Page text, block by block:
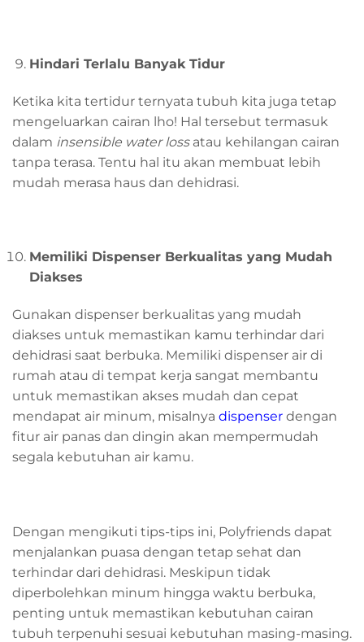
Hindari Terlalu Banyak Tidur
Ketika kita tertidur ternyata tubuh kita juga tetap
mengeluarkan cairan lho! Hal tersebut termasuk
dalam insensible water lossatau kehilangan cairan
tanpa terasa. Tentu hal itu akan membuat lebih
mudah merasa haus dan dehidrasi.
Memiliki Dispenser Berkualitas yang Mudah
Diakses
Gunakan dispenser berkualitas yang mudah
diakses untuk memastikan kamu terhindar dari
dehidrasi saat berbuka. Memiliki dispenser air di
rumah atau di tempat kerja sangat membantu
untuk memastikan akses mudah dan cepat
mendapat air minum, misalnya dispenser dengan
fitur air panas dan dingin akan mempermudah
segala kebutuhan air kamu.
Dengan mengikuti tips-tips ini, Polyfriends dapat
menjalankan puasa dengan tetap sehat dan
terhindar dari dehidrasi. Meskipun tidak
diperbolehkan minum hingga waktu berbuka,
penting untuk memastikan kebutuhan cairan
tubuh terpenuhi sesuai kebutuhan masing-masing.